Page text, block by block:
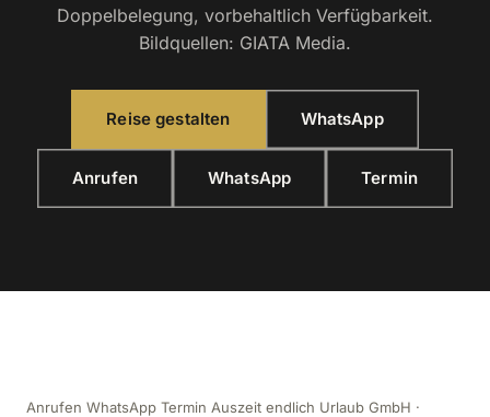
Doppelbelegung, vorbehaltlich Verfügbarkeit.
Bildquellen: GIATA Media.
Reise gestalten WhatsApp
Anrufen WhatsApp Termin
Anrufen WhatsApp Termin Auszeit endlich Urlaub GmbH ·